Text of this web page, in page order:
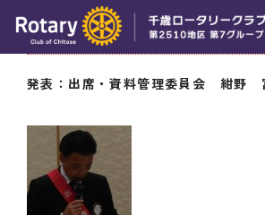
トピックス
活動報告
理事会報告
11月6日（木） 出席率
発表：出席・資料管理委員会 紺野